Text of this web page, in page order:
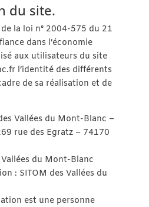
du site.
la loi n° 2004-575 du 21
dans l’économie
aux utilisateurs du site
l’identité des différents
de sa réalisation et de
Vallées du Mont-Blanc –
rue des Egratz – 74170
du Mont-Blanc
: SITOM des Vallées du
est une personne